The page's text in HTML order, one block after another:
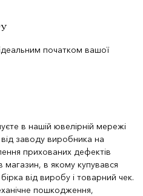
початком вашої
в нашій ювелірній мережі
заводу виробника на
прихованих дефектів
магазин, в якому купувався
від виробу і товарний чек.
пошкодження,